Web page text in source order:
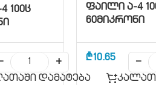
100ც
+
დამატება
ფაილი ა-4
60მიკრონი
₾10.65 −